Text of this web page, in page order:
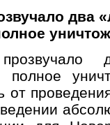
два
от